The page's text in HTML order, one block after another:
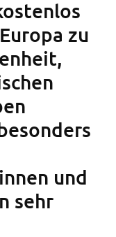
zu
und
sehr